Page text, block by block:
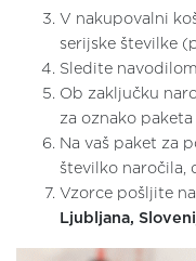
V nakupovalni
serijske številke
Sledite
Ob zaključku
za oznako paketa
Na vaš paket za
številko naročila,
Vzorce pošljite
Ljubljana,